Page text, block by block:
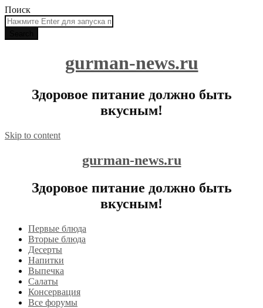
Поиск
gurman-news.ru
Здоровое питание должно быть
вкусным!
Skip to content
gurman-news.ru
Здоровое питание должно быть
вкусным!
Первые блюда
Вторые блюда
Десерты
Напитки
Выпечка
Салаты
Консервация
Все форумы